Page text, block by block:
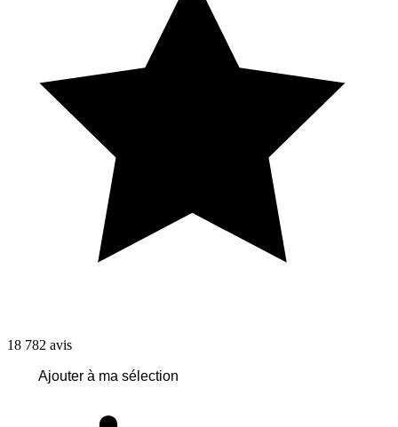
18 782 avis
Ajouter à ma sélection